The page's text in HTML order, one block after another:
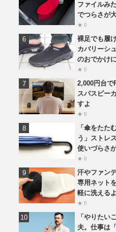
ファイルみ
でつらさが
★ 0
裸足でも履
カバリーシ
のおでかけ
★ 0
2,000円台で
スパスピー
すよ
★ 0
「傘をたた
う」ストレ
使いづらさ
★ 0
汗やファン
専用ネット
軽に洗える
★ 0
「やりたい
夫。仕事は